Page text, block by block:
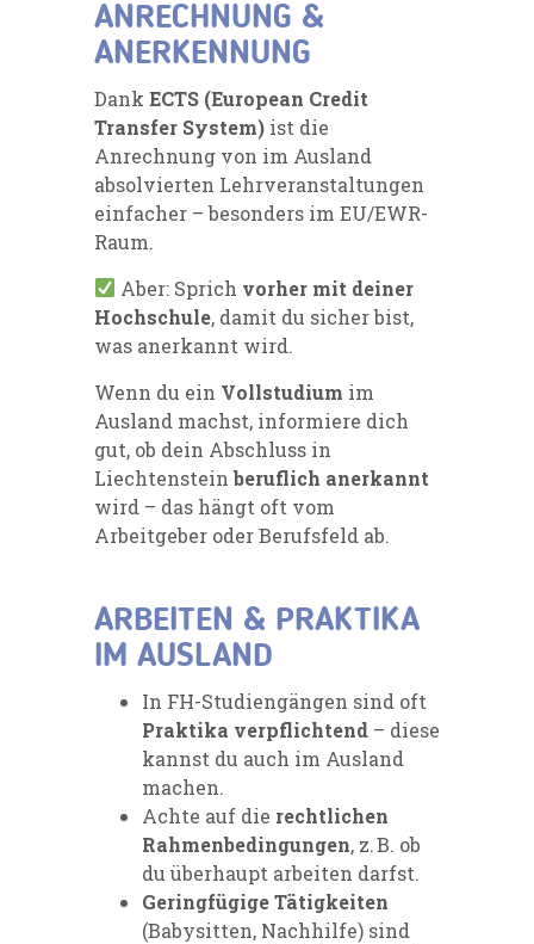
ANRECHNUNG &
ANERKENNUNG
Dank ECTS (European Credit
Transfer System) ist die
Anrechnung von im Ausland
absolvierten Lehrveranstaltungen
einfacher – besonders im EU/EWR-
Raum.
Aber: Sprich vorher mit deiner
Hochschule, damit du sicher bist,
was anerkannt wird.
Wenn du ein Vollstudium im
Ausland machst, informiere dich
gut, ob dein Abschluss in
Liechtensteinberuflich anerkannt
wird – das hängt oft vom
Arbeitgeber oder Berufsfeld ab.
ARBEITEN & PRAKTIKA
IM AUSLAND
In FH-Studiengängen sind oft
Praktika verpflichtend – diese
kannst du auch im Ausland
machen.
Achte auf die rechtlichen
Rahmenbedingungen, z. B. ob
du überhaupt arbeiten darfst.
Geringfügige Tätigkeiten
(Babysitten, Nachhilfe) sind